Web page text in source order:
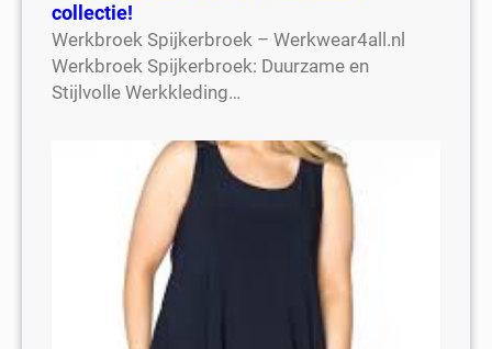
collectie!
Werkbroek Spijkerbroek – Werkwear4all.nl
Werkbroek Spijkerbroek: Duurzame en
Stijlvolle Werkkleding…